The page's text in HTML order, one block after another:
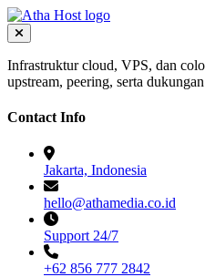
Infrastruktur cloud, VPS, dan
upstream, peering, serta
Contact Info
Jakarta, Indonesia
hello@athamedia.co.id
Support 24/7
+62 856 777 2842